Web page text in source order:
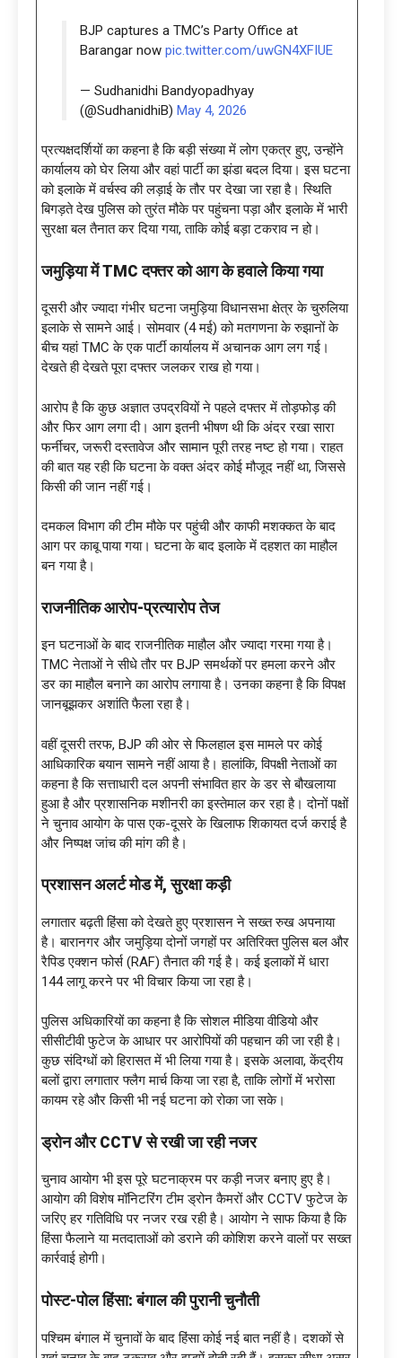
BJP captures a TMC’s Party Office at
Barangar now pic.twitter.com/uwGN4XFIUE
— Sudhanidhi Bandyopadhyay
(@SudhanidhiB) May 4, 2026
प्रत्यक्षदर्शियों का कहना है कि बड़ी संख्या में लोग एकत्र हुए, उन्होंने
कार्यालय को घेर लिया और वहां पार्टी का झंडा बदल दिया। इस घटना
को इलाके में वर्चस्व की लड़ाई के तौर पर देखा जा रहा है। स्थिति
बिगड़ते देख पुलिस को तुरंत मौके पर पहुंचना पड़ा और इलाके में भारी
सुरक्षा बल तैनात कर दिया गया, ताकि कोई बड़ा टकराव न हो।
जमुड़िया मेंTMC दफ्तर को आग के हवाले किया गया
दूसरी और ज्यादा गंभीर घटना जमुड़िया विधानसभा क्षेत्र के चुरुलिया
इलाके से सामने आई। सोमवार (4 मई) को मतगणना के रुझानों के
बीच यहां TMC के एक पार्टी कार्यालय में अचानक आग लग गई।
देखते ही देखते पूरा दफ्तर जलकर राख हो गया।
आरोप है कि कुछ अज्ञात उपद्रवियों ने पहले दफ्तर में तोड़फोड़ की
और फिर आग लगा दी। आग इतनी भीषण थी कि अंदर रखा सारा
फर्नीचर, जरूरी दस्तावेज और सामान पूरी तरह नष्ट हो गया। राहत
की बात यह रही कि घटना के वक्त अंदर कोई मौजूद नहीं था, जिससे
किसी की जान नहीं गई।
दमकल विभाग की टीम मौके पर पहुंची और काफी मशक्कत के बाद
आग पर काबू पाया गया। घटना के बाद इलाके में दहशत का माहौल
बन गया है।
राजनीतिक आरोप-प्रत्यारोप तेज
इन घटनाओं के बाद राजनीतिक माहौल और ज्यादा गरमा गया है।
TMC नेताओं ने सीधे तौर पर BJP समर्थकों पर हमला करने और
डर का माहौल बनाने का आरोप लगाया है। उनका कहना है कि विपक्ष
जानबूझकर अशांति फैला रहा है।
वहीं दूसरी तरफ, BJP की ओर से फिलहाल इस मामले पर कोई
आधिकारिक बयान सामने नहीं आया है। हालांकि, विपक्षी नेताओं का
कहना है कि सत्ताधारी दल अपनी संभावित हार के डर से बौखलाया
हुआ है और प्रशासनिक मशीनरी का इस्तेमाल कर रहा है। दोनों पक्षों
ने चुनाव आयोग के पास एक-दूसरे के खिलाफ शिकायत दर्ज कराई है
और निष्पक्ष जांच की मांग की है।
प्रशासन अलर्ट मोड में, सुरक्षा कड़ी
लगातार बढ़ती हिंसा को देखते हुए प्रशासन ने सख्त रुख अपनाया
है। बारानगर और जमुड़िया दोनों जगहों पर अतिरिक्त पुलिस बल और
रैपिड एक्शन फोर्स (RAF) तैनात की गई है। कई इलाकों में धारा
144 लागू करने पर भी विचार किया जा रहा है।
पुलिस अधिकारियों का कहना है कि सोशल मीडिया वीडियो और
सीसीटीवी फुटेज के आधार पर आरोपियों की पहचान की जा रही है।
कुछ संदिग्धों को हिरासत में भी लिया गया है। इसके अलावा, केंद्रीय
बलों द्वारा लगातार फ्लैग मार्च किया जा रहा है, ताकि लोगों में भरोसा
कायम रहे और किसी भी नई घटना को रोका जा सके।
ड्रोन और CCTV से रखी जा रही नजर
चुनाव आयोग भी इस पूरे घटनाक्रम पर कड़ी नजर बनाए हुए है।
आयोग की विशेष मॉनिटरिंग टीम ड्रोन कैमरों और CCTV फुटेज के
जरिए हर गतिविधि पर नजर रख रही है। आयोग ने साफ किया है कि
हिंसा फैलाने या मतदाताओं को डराने की कोशिश करने वालों पर सख्त
कार्रवाई होगी।
पोस्ट-पोल हिंसा: बंगाल की पुरानी चुनौती
पश्चिम बंगाल में चुनावों के बाद हिंसा कोई नई बात नहीं है। दशकों से